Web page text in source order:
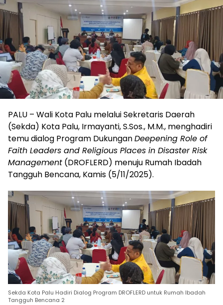
PALU – Wali Kota Palu melalui Sekretaris Daerah
(Sekda) Kota Palu, Irmayanti, S.Sos., M.M., menghadiri
temu dialog Program DukunganDeepening Role of
Faith Leaders and Religious Places in Disaster Risk
Management (DROFLERD) menuju Rumah Ibadah
Tangguh Bencana, Kamis (5/11/2025).
Sekda Kota Palu Hadiri Dialog Program DROFLERD untuk Rumah Ibadah
Tangguh Bencana 2